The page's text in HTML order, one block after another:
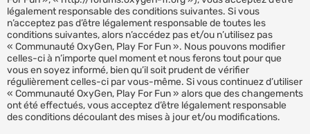
légalement responsable des conditions suivantes. Si vous
n’acceptez pas d’être légalement responsable de toutes les
conditions suivantes, alors n’accédez pas et/ou n’utilisez pas
« Communauté OxyGen, Play For Fun ». Nous pouvons modifier
celles-ci à n’importe quel moment et nous ferons tout pour que
vous en soyez informé, bien qu’il soit prudent de vérifier
régulièrement celles-ci par vous-même. Si vous continuez d’utiliser
« Communauté OxyGen, Play For Fun » alors que des changements
ont été effectués, vous acceptez d’être légalement responsable
des conditions découlant des mises à jour et/ou modifications.